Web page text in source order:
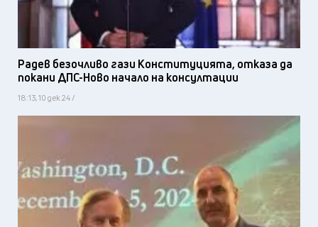
Радев безочливо гази Конституцията, отказа да
покани ДПС-Ново начало на консултации
18:13, 10 дек 24 /